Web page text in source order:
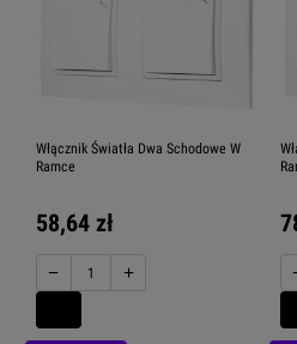
Włącznik Światła Dwa Schodowe W
Ramce
58,64 zł
− +